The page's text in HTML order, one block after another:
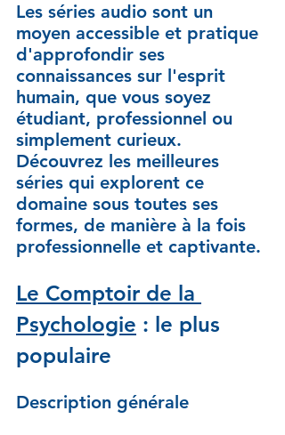
Les séries audio sont un
moyen accessible et pratique
d'approfondir ses
connaissances sur l'esprit
humain, que vous soyez
étudiant, professionnel ou
simplement curieux.
Découvrez les meilleures
séries qui explorent ce
domaine sous toutes ses
formes, de manière à la fois
professionnelle et captivante.
Le Comptoir de la
Psychologie : le plus
populaire
Description générale